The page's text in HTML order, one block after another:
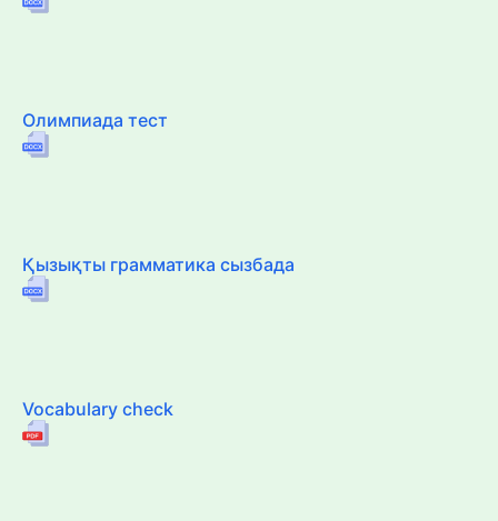
Олимпиада тест
Қызықты грамматика сызбада
Vocabulary check